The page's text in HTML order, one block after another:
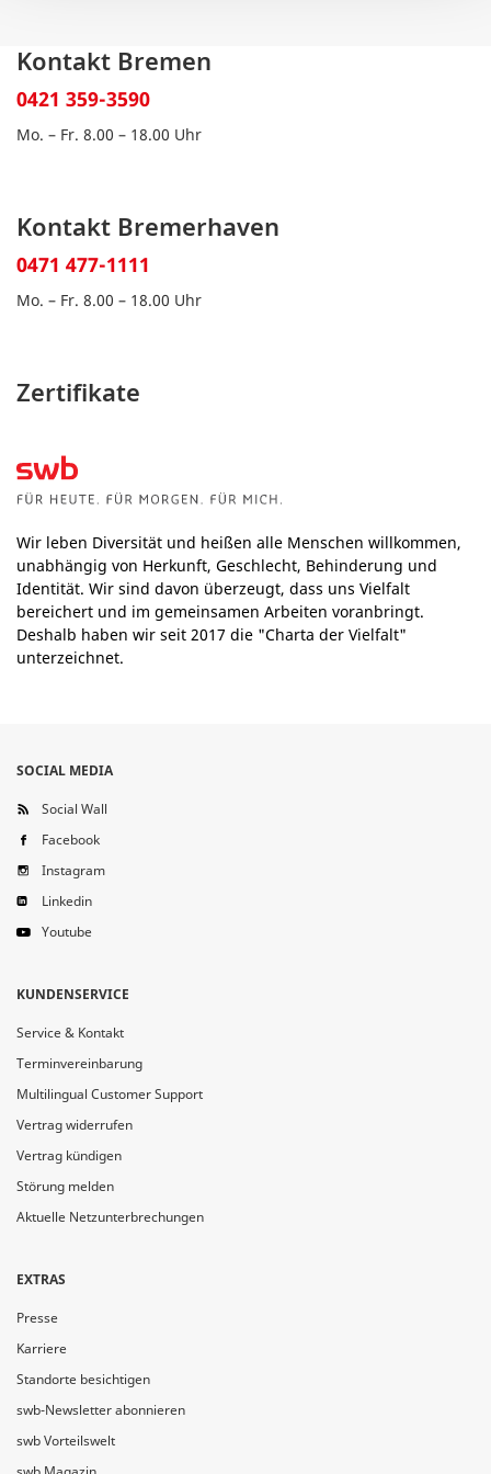
Kontakt Bremen
0421 359-3590
Mo. – Fr. 8.00 – 18.00 Uhr
Kontakt Bremerhaven
0471 477-1111
Mo. – Fr. 8.00 – 18.00 Uhr
Zertifikate
Wir leben Diversität und heißen alle Menschen willkommen,
unabhängig von Herkunft, Geschlecht, Behinderung und
Identität. Wir sind davon überzeugt, dass uns Vielfalt
bereichert und im gemeinsamen Arbeiten voranbringt.
Deshalb haben wir seit 2017 die "Charta der Vielfalt"
unterzeichnet.
SOCIAL MEDIA
Social Wall
Facebook
Instagram
Linkedin
Youtube
KUNDENSERVICE
Service & Kontakt
Terminvereinbarung
Multilingual Customer Support
Vertrag widerrufen
Vertrag kündigen
Störung melden
Aktuelle Netzunterbrechungen
EXTRAS
Presse
Karriere
Standorte besichtigen
swb-Newsletter abonnieren
swb Vorteilswelt